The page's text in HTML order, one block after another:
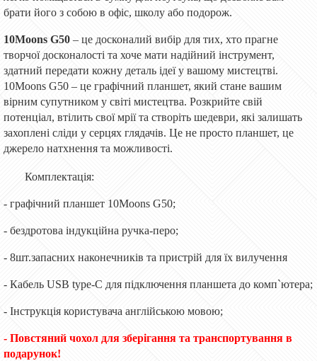
брати його з собою в офіс, школу або подорож.
10Moons G50 – це досконалий вибір для тих, хто прагне
творчої досконалості та хоче мати надійний інструмент,
здатний передати кожну деталь ідеї у вашому мистецтві.
10Moons G50 – це графічний планшет, який стане вашим
вірним супутником у світі мистецтва. Розкрийте свій
потенціал, втілить свої мрії та створіть шедеври, які залишать
захоплені сліди у серцях глядачів. Це не просто планшет, це
джерело натхнення та можливості.
Комплектація:
- графічний планшет 10Moons G50;
- бездротова індукційна ручка-перо;
- 8шт.запасних наконечників та пристрій для їх вилучення
- Кабель USB type-C для підключення планшета до комп`ютера;
- Інструкція користувача англійською мовою;
- Повстяний чохол для зберігання та транспортування в
подарунок!